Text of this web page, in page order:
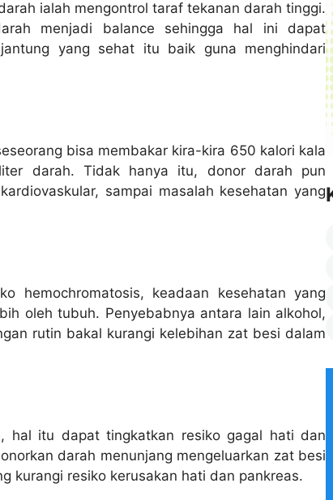
ialah mengontrol taraf tekanan darah tinggi.
menjadi balance sehingga hal ini dapat
yang sehat itu baik guna menghindari
bisa membakar kira-kira 650 kalori kala
darah. Tidak hanya itu, donor darah pun
sampai masalah kesehatan yang
hemochromatosis, keadaan kesehatan yang
oleh tubuh. Penyebabnya antara lain alkohol,
rutin bakal kurangi kelebihan zat besi dalam
itu dapat tingkatkan resiko gagal hati dan
darah menunjang mengeluarkan zat besi
kurangi resiko kerusakan hati dan pankreas.